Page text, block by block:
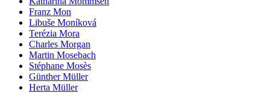
Franz Mon
Libuše Moníková
Terézia Mora
Charles Morgan
Martin Mosebach
Stéphane Mosès
Günther Müller
Herta Müller